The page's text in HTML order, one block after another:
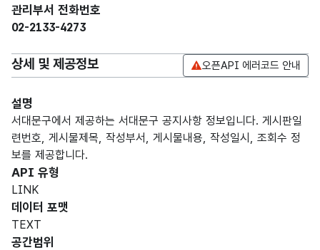
관리부서 전화번호
02-2133-4273
상세 및 제공정보 오픈API 에러코드 안내
설명
서대문구에서 제공하는 서대문구 공지사항 정보입니다. 게시판일
련번호, 게시물제목, 작성부서, 게시물내용, 작성일시, 조회수 정
보를 제공합니다.
API 유형
LINK
데이터 포맷
TEXT
공간범위